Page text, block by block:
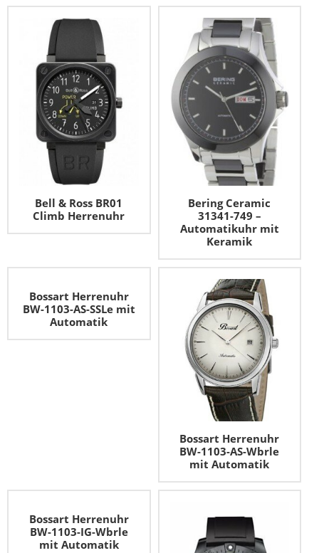
Bell & Ross BR01
Climb Herrenuhr
Bering Ceramic
31341-749 –
Automatikuhr mit
Keramik
Bossart Herrenuhr
BW-1103-AS-SSLe mit
Automatik
Bossart Herrenuhr
BW-1103-AS-Wbrle
mit Automatik
Bossart Herrenuhr
BW-1103-IG-Wbrle
mit Automatik